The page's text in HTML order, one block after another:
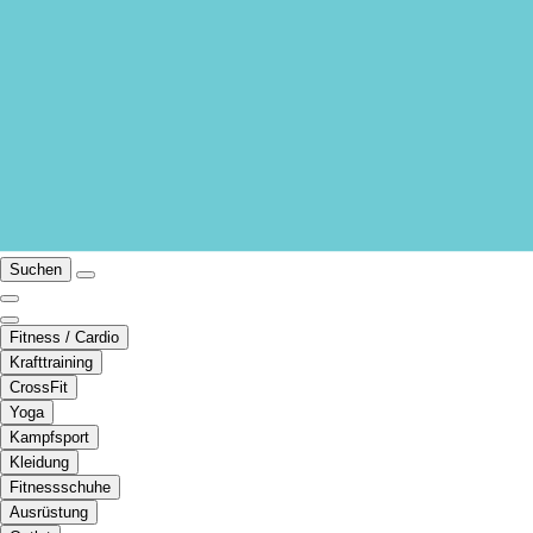
Suchen
Fitness / Cardio
Krafttraining
CrossFit
Yoga
Kampfsport
Kleidung
Fitnessschuhe
Ausrüstung